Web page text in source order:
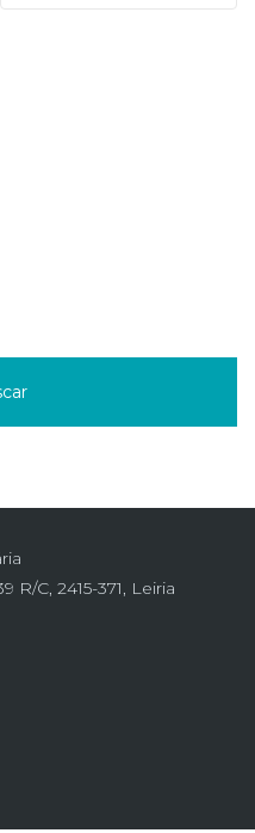
R/C, 2415-371, Leiria